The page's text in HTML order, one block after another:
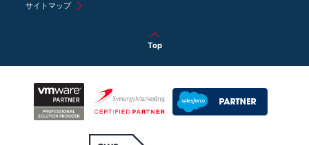
サイトマップ
Top